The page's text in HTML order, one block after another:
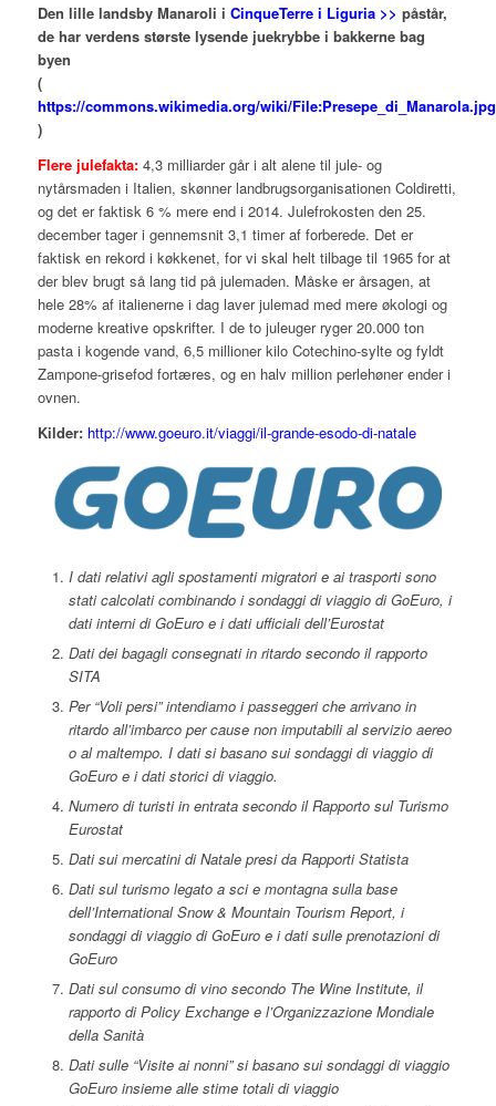
Den lille landsby Manaroli i CinqueTerre i Liguria >> påstår,
de har verdens største lysende juekrybbe i bakkerne bag
byen
(
https://commons.wikimedia.org/wiki/File:Presepe_di_Manarola.jpg
)
Flere julefakta: 4,3 milliarder går i alt alene til jule- og
nytårsmaden i Italien, skønner landbrugsorganisationen Coldiretti,
og det er faktisk 6 % mere end i 2014. Julefrokosten den 25.
december tager i gennemsnit 3,1 timer af forberede. Det er
faktisk en rekord i køkkenet, for vi skal helt tilbage til 1965 for at
der blev brugt så lang tid på julemaden. Måske er årsagen, at
hele 28% af italienerne i dag laver julemad med mere økologi og
moderne kreative opskrifter. I de to juleuger ryger 20.000 ton
pasta i kogende vand, 6,5 millioner kilo Cotechino-sylte og fyldt
Zampone-grisefod fortæres, og en halv million perlehøner ender i
ovnen.
Kilder: http://www.goeuro.it/viaggi/il-grande-esodo-di-natale
I dati relativi agli spostamenti migratori e ai trasporti sono
stati calcolati combinando i sondaggi di viaggio di GoEuro, i
dati interni di GoEuro e i dati ufficiali dell’Eurostat
Dati dei bagagli consegnati in ritardo secondo il rapporto
SITA
Per “Voli persi” intendiamo i passeggeri che arrivano in
ritardo all’imbarco per cause non imputabili al servizio aereo
o al maltempo. I dati si basano sui sondaggi di viaggio di
GoEuro e i dati storici di viaggio.
Numero di turisti in entrata secondo il Rapporto sul Turismo
Eurostat
Dati sui mercatini di Natale presi da Rapporti Statista
Dati sul turismo legato a sci e montagna sulla base
dell’International Snow & Mountain Tourism Report, i
sondaggi di viaggio di GoEuro e i dati sulle prenotazioni di
GoEuro
Dati sul consumo di vino secondo The Wine Institute, il
rapporto di Policy Exchange e l’Organizzazione Mondiale
della Sanità
Dati sulle “Visite ai nonni” si basano sui sondaggi di viaggio
GoEuro insieme alle stime totali di viaggio